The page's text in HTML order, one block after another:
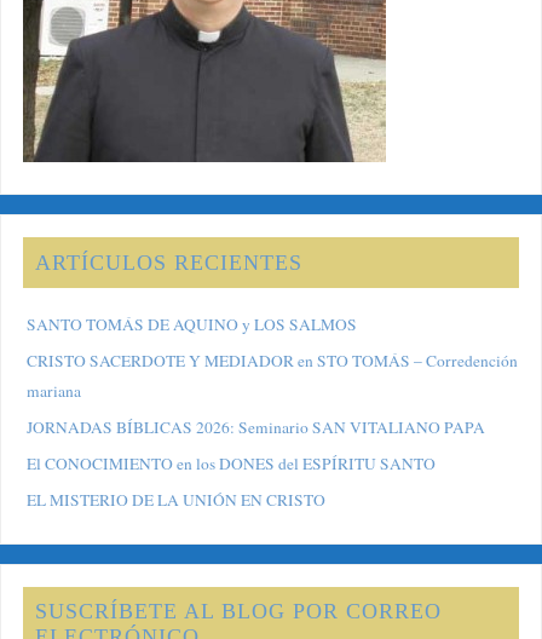
ARTÍCULOS RECIENTES
SANTO TOMÁS DE AQUINO y LOS SALMOS
CRISTO SACERDOTE Y MEDIADOR en STO TOMÁS – Corredención
mariana
JORNADAS BÍBLICAS 2026: Seminario SAN VITALIANO PAPA
El CONOCIMIENTO en los DONES del ESPÍRITU SANTO
EL MISTERIO DE LA UNIÓN EN CRISTO
SUSCRÍBETE AL BLOG POR CORREO